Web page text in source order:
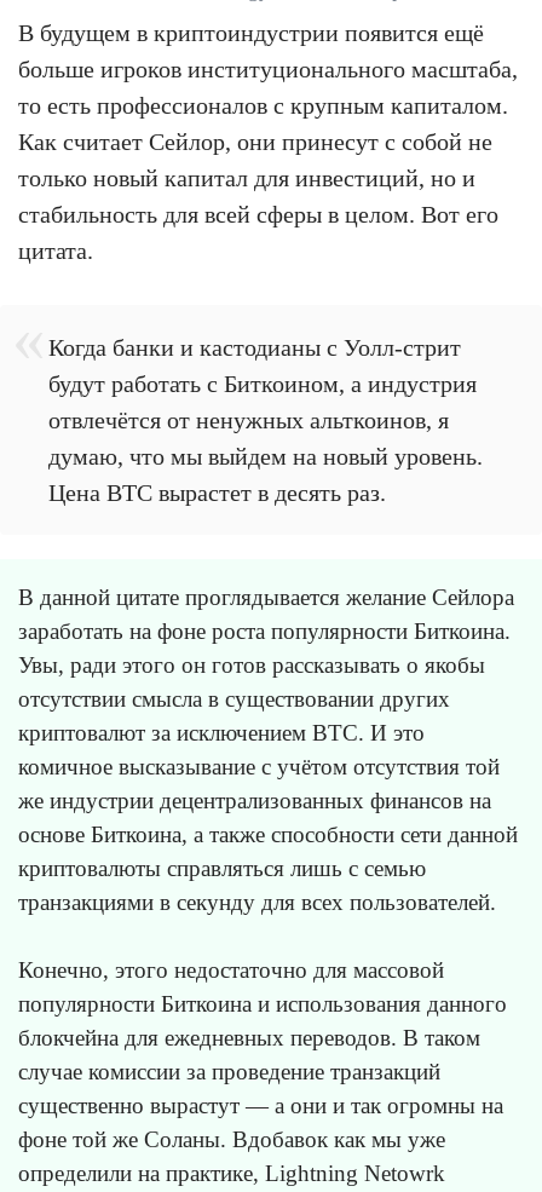
В будущем в криптоиндустрии появится ещё
больше игроков институционального масштаба,
то есть профессионалов с крупным капиталом.
Как считает Сейлор, они принесут с собой не
только новый капитал для инвестиций, но и
стабильность для всей сферы в целом. Вот его
цитата.
Когда банки и кастодианы с Уолл-стрит
будут работать с Биткоином, а индустрия
отвлечётся от ненужных альткоинов, я
думаю, что мы выйдем на новый уровень.
Цена BTC вырастет в десять раз.
В данной цитате проглядывается желание Сейлора
заработать на фоне роста популярности Биткоина.
Увы, ради этого он готов рассказывать о якобы
отсутствии смысла в существовании других
криптовалют за исключением BTC. И это
комичное высказывание с учётом отсутствия той
же индустрии децентрализованных финансов на
основе Биткоина, а также способности сети данной
криптовалюты справляться лишь с семью
транзакциями в секунду для всех пользователей.
Конечно, этого недостаточно для массовой
популярности Биткоина и использования данного
блокчейна для ежедневных переводов. В таком
случае комиссии за проведение транзакций
существенно вырастут — а они и так огромны на
фоне той же Соланы. Вдобавок как мы уже
определили на практике, Lightning Netowrk